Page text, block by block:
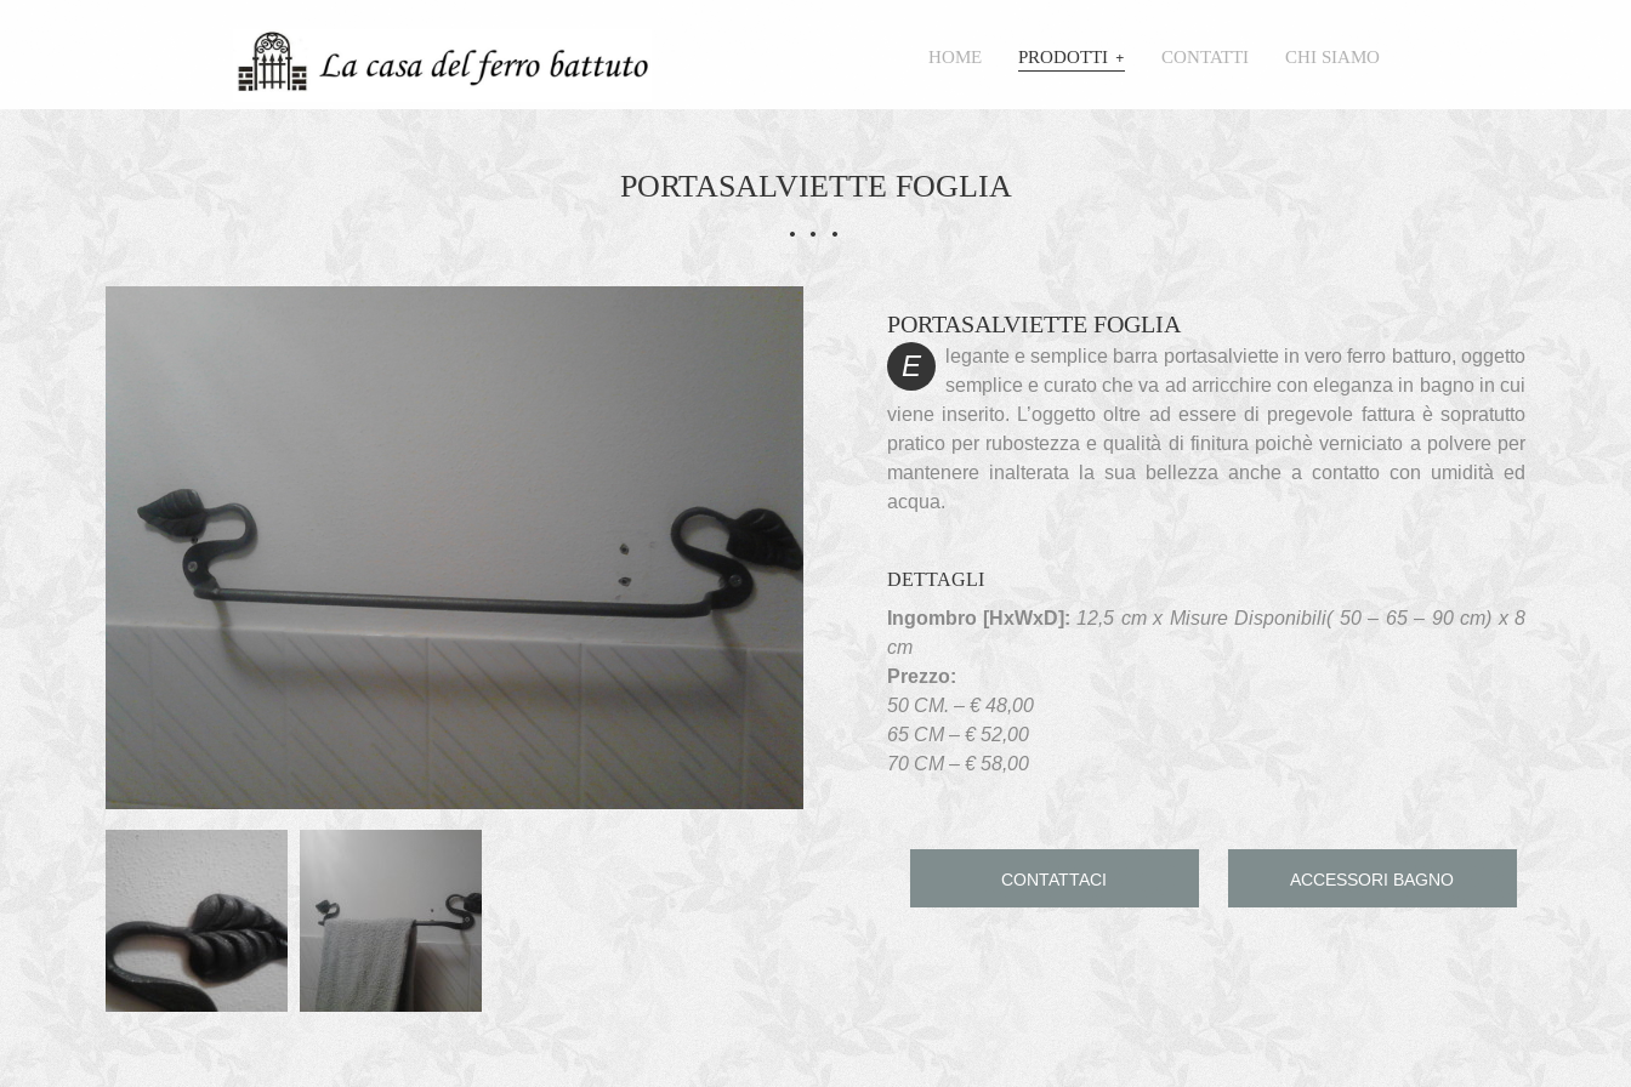
HOME PRODOTTI CONTATTI CHI SIAMO
PORTASALVIETTE FOGLIA
PORTASALVIETTE FOGLIA
E
legante e semplice barra portasalviette in vero ferro batturo, oggetto
semplice e curato che va ad arricchire con eleganza in bagno in cui
viene inserito. L’oggetto oltre ad essere di pregevole fattura è sopratutto
pratico per rubostezza e qualità di finitura poichè verniciato a polvere per
mantenere inalterata la sua bellezza anche a contatto con umidità ed
acqua.
DETTAGLI
Ingombro [HxWxD]: 12,5 cm x Misure Disponibili( 50 – 65 – 90 cm) x 8
cm
Prezzo:
50 CM. – € 48,00
65 CM – € 52,00
70 CM – € 58,00
CONTATTACI ACCESSORI BAGNO